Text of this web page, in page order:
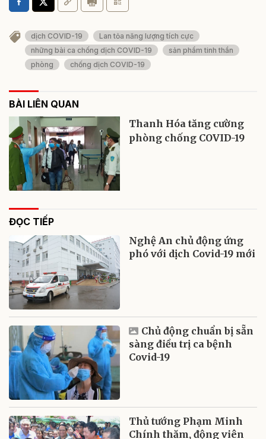
dịch COVID-19
Lan tỏa năng lượng tích cực
những bài ca chống dịch COVID-19
sản phẩm tinh thần
phòng
chống dịch COVID-19
BÀI LIÊN QUAN
Thanh Hóa tăng cường
phòng chống COVID-19
ĐỌC TIẾP
Nghệ An chủ động ứng
phó với dịch Covid-19 mới
Chủ động chuẩn bị sẵn
sàng điều trị ca bệnh
Covid-19
Thủ tướng Phạm Minh
Chính thăm, động viên